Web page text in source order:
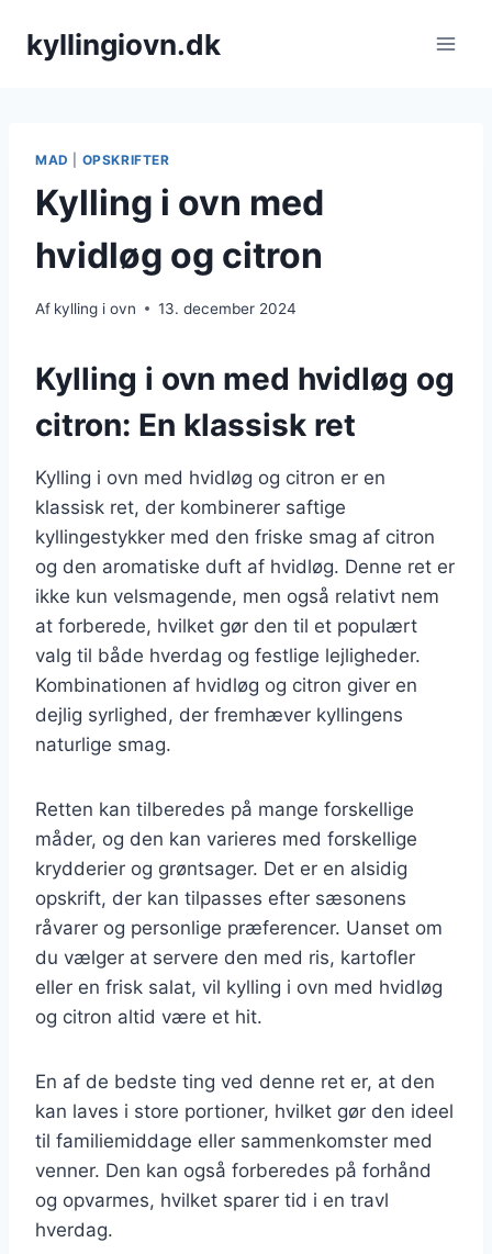
kyllingiovn.dk
MAD OPSKRIFTER
Kylling i ovn med
hvidløg og citron
Af kylling i ovn 13. december 2024
Kylling i ovn med hvidløg og
citron: En klassisk ret
Kylling i ovn med hvidløg og citron er en
klassisk ret, der kombinerer saftige
kyllingestykker med den friske smag af citron
og den aromatiske duft af hvidløg. Denne ret er
ikke kun velsmagende, men også relativt nem
at forberede, hvilket gør den til et populært
valg til både hverdag og festlige lejligheder.
Kombinationen af hvidløg og citron giver en
dejlig syrlighed, der fremhæver kyllingens
naturlige smag.
Retten kan tilberedes på mange forskellige
måder, og den kan varieres med forskellige
krydderier og grøntsager. Det er en alsidig
opskrift, der kan tilpasses efter sæsonens
råvarer og personlige præferencer. Uanset om
du vælger at servere den med ris, kartofler
eller en frisk salat, vil kylling i ovn med hvidløg
og citron altid være et hit.
En af de bedste ting ved denne ret er, at den
kan laves i store portioner, hvilket gør den ideel
til familiemiddage eller sammenkomster med
venner. Den kan også forberedes på forhånd
og opvarmes, hvilket sparer tid i en travl
hverdag.